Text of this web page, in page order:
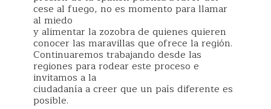
cese al fuego, no es momento para llamar
al miedo
y alimentar la zozobra de quienes quieren
conocer las maravillas que ofrece la región.
Continuaremos trabajando desde las
regiones para rodear este proceso e
invitamos a la
ciudadanía a creer que un país diferente es
posible.